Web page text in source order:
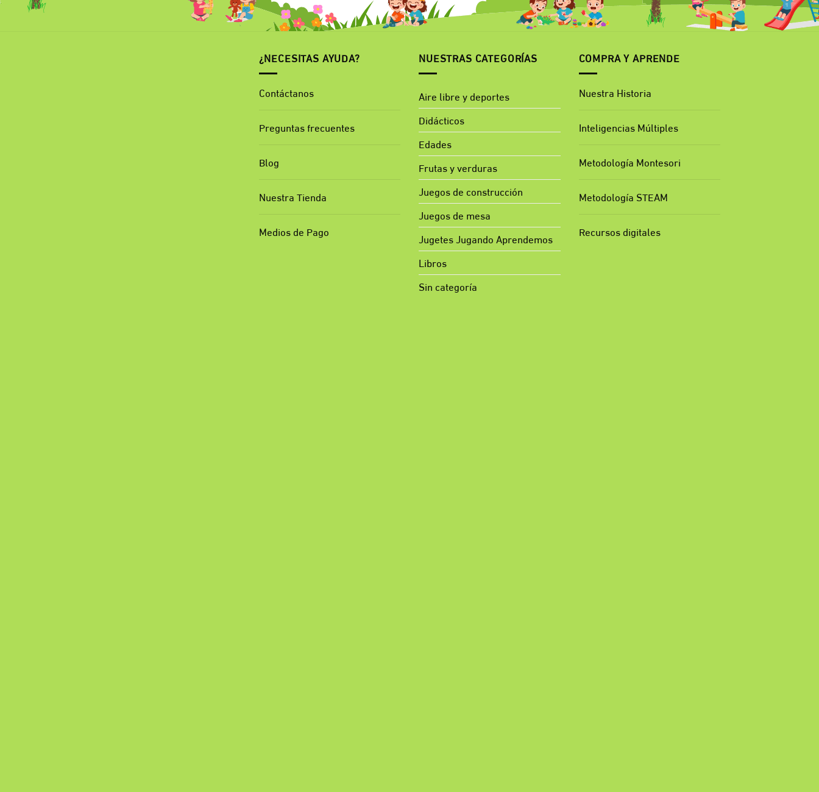
¿NECESITAS AYUDA?
Contáctanos
Preguntas frecuentes
Blog
Nuestra Tienda
Medios de Pago
NUESTRAS CATEGORÍAS
Aire libre y deportes
Didácticos
Edades
Frutas y verduras
Juegos de construcción
Juegos de mesa
Jugetes Jugando Aprendemos
Libros
Sin categoría
COMPRA Y APRENDE
Nuestra Historia
Inteligencias Múltiples
Metodología Montesori
Metodología STEAM
Recursos digitales